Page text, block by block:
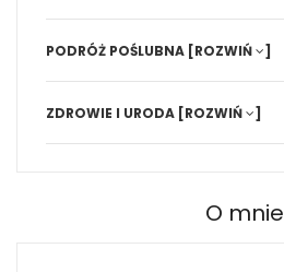
PODRÓŻ POŚLUBNA [ROZWIŃ ]
ZDROWIE I URODA [ROZWIŃ ]
O mnie